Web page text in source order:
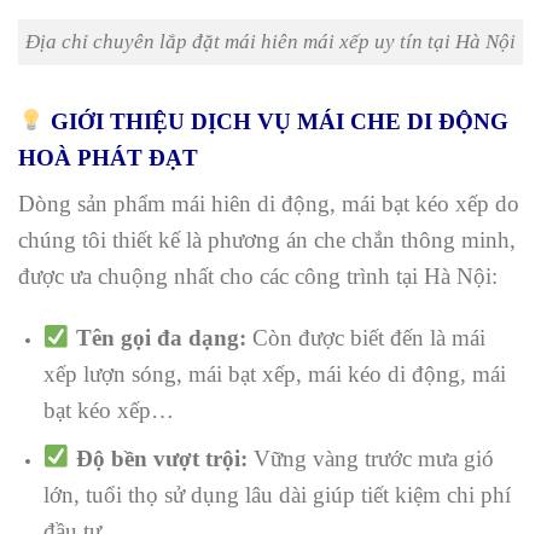
Địa chỉ chuyên lắp đặt mái hiên mái xếp uy tín tại Hà Nội
GIỚI THIỆU DỊCH VỤ MÁI CHE DI ĐỘNG
HOÀ PHÁT ĐẠT
Dòng sản phẩm mái hiên di động, mái bạt kéo xếp do
chúng tôi thiết kế là phương án che chắn thông minh,
được ưa chuộng nhất cho các công trình tại Hà Nội:
Tên gọi đa dạng: Còn được biết đến là mái
xếp lượn sóng, mái bạt xếp, mái kéo di động, mái
bạt kéo xếp…
Độ bền vượt trội: Vững vàng trước mưa gió
lớn, tuổi thọ sử dụng lâu dài giúp tiết kiệm chi phí